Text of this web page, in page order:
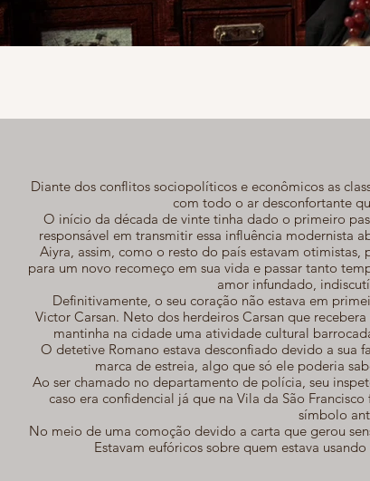
Diante dos conflitos sociopolíticos e econômicos as
com todo o ar desconfortante
O início da década de vinte tinha dado o primeiro
responsável em transmitir essa influência modernista
Aiyra, assim, como o resto do país estavam
para um novo recomeço em sua vida e passar tanto
amor infundado,
Definitivamente, o seu coração não estava em
Victor Carsan. Neto dos herdeiros Carsan que
mantinha na cidade uma atividade cultural
O detetive Romano estava desconfiado devido a sua
marca de estreia, algo que só ele poderia
Ao ser chamado no departamento de polícia, seu
caso era confidencial já que na Vila da São
símbolo
No meio de uma comoção devido a carta que gerou
Estavam eufóricos sobre quem estava